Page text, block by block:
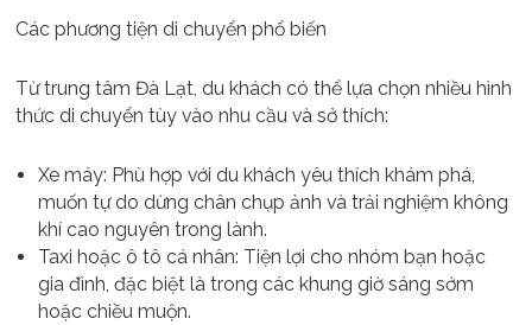
Các phương tiện di chuyển phổ biến
Từ trung tâm Đà Lạt, du khách có thể lựa chọn nhiều hình
thức di chuyển tùy vào nhu cầu và sở thích:
Xe máy: Phù hợp với du khách yêu thích khám phá,
muốn tự do dừng chân chụp ảnh và trải nghiệm không
khí cao nguyên trong lành.
Taxi hoặc ô tô cá nhân: Tiện lợi cho nhóm bạn hoặc
gia đình, đặc biệt là trong các khung giờ sáng sớm
hoặc chiều muộn.